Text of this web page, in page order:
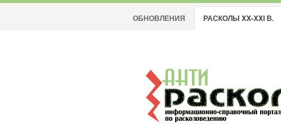
ОБНОВЛЕНИЯ РАСКОЛЫ XX-XXI В.